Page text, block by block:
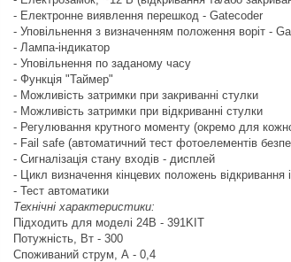
- Електронне виявлення перешкод - Gatecoder
- Уповільнення з визначенням положення воріт -
- Лампа-індикатор
- Уповільнення по заданому часу
- Функція "Таймер"
- Можливість затримки при закриванні стулки
- Можливість затримки при відкриванні стулки
- Регулювання крутного моменту (окремо для
- Fail safe (автоматичний тест фотоелементів
- Сигналізація стану входів - дисплей
- Цикл визначення кінцевих положень відкривання
- Тест автоматики
Технічні характеристики:
Підходить для моделі 24В - 391KIT
Потужність, Вт - 300
Споживаний струм, А - 0,4